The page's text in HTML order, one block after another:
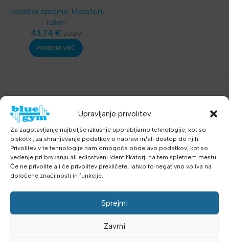
Upravljanje privolitev
Za zagotavljanje najboljše izkušnje uporabljamo tehnologije, kot so
piškotki, za shranjevanje podatkov o napravi in/ali dostop do njih.
Privolitev v te tehnologije nam omogoča obdelavo podatkov, kot so
vedenje pri brskanju ali edinstveni identifikatorji na tem spletnem mestu.
Če ne privolite ali če privolitev prekličete, lahko to negativno vpliva na
določene značilnosti in funkcije.
Sprejmi
Zavrni
Dodatna oprema, Masažeri,
rolleri
43.74 € z DDV
PREBERI VEČ